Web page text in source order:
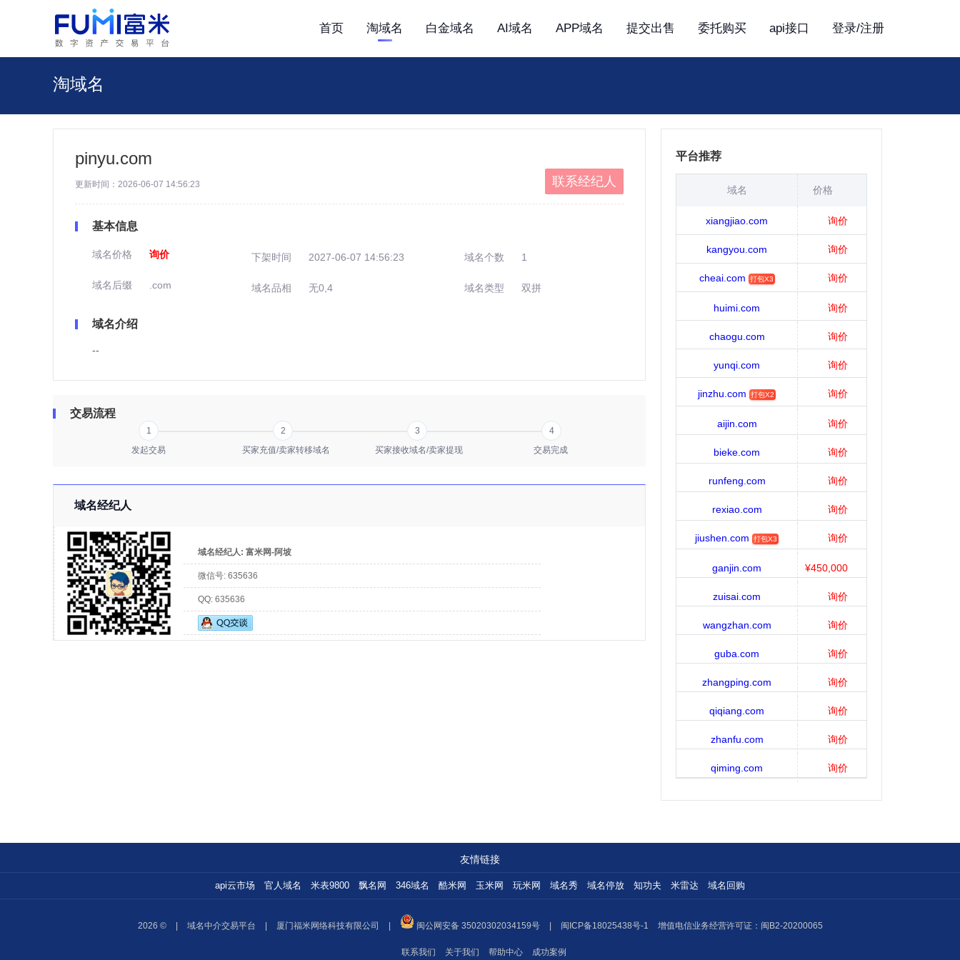
首页 淘域名 白金域名 AI域名 APP域名 提交出售 委托购买 api接口 登录/注册
淘域名
pinyu.com
更新时间：2026-06-07 14:56:23 联系经纪人
基本信息
域名价格 询价 下架时间 2027-06-07 14:56:23 域名个数 1
域名后缀 .com 域名品相 无0,4 域名类型 双拼
域名介绍
--
交易流程
1 2 3
4
发起交易
买家充值/卖家转移域名 买家接收域名/卖家提现 交易完成
域名经纪人
域名经纪人: 富米网-阿坡
微信号: 635636
QQ: 635636
平台推荐
域名 价格
xiangjiao.com 询价
kangyou.com 询价
cheai.com 打包X3 询价
huimi.com 询价
chaogu.com 询价
yunqi.com 询价
jinzhu.com 打包X2 询价
aijin.com 询价
bieke.com 询价
runfeng.com 询价
rexiao.com 询价
jiushen.com 打包X3 询价
ganjin.com ¥450,000
zuisai.com 询价
wangzhan.com 询价
guba.com 询价
zhangping.com 询价
qiqiang.com 询价
zhanfu.com 询价
qiming.com 询价
友情链接
api云市场 官人域名 米表9800 飘名网 346域名 酷米网 玉米网 玩米网 域名秀 域名停放 知功夫 米雷达 域名回购
2026 © 域名中介交易平台 厦门福米网络科技有限公司 闽公网安备 35020302034159号 闽ICP备18025438号-1 增值电信业务经营许可证：闽B2-20200065
联系我们 关于我们 帮助中心 成功案例